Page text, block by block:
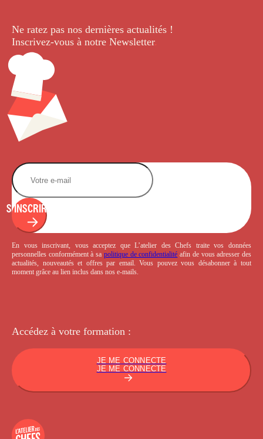
Ne ratez pas nos dernières actualités !
Inscrivez-vous à notre Newsletter.
S'INSCRIRE
En vous inscrivant, vous acceptez que L’atelier des Chefs traite vos données
personnelles conformément à sa politique de confidentialité afin de vous adresser des
actualités, nouveautés et offres par email. Vous pouvez vous désabonner à tout
moment grâce au lien inclus dans nos e-mails.
Accédez à votre formation :
JE ME CONNECTE
JE ME CONNECTE